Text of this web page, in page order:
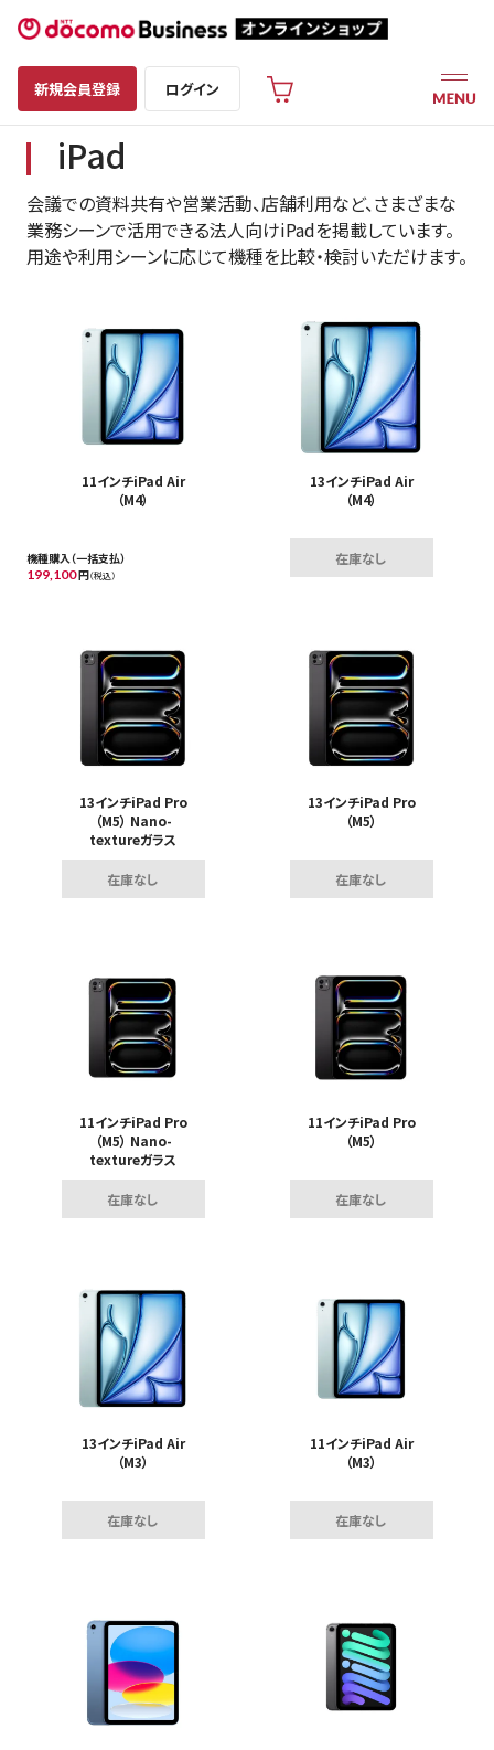
新規会員登録 ログイン
iPad
会議での資料共有や営業活動、店舗利用など、さまざまな
業務シーンで活用できる法人向けiPadを掲載しています。
用途や利用シーンに応じて機種を比較・検討いただけます。
11インチiPad Air
（M4）
機種購入（一括支払）
199,100円（税込）
13インチiPad Air
（M4）
在庫なし
13インチiPad Pro
（M5） Nano-
textureガラス
在庫なし
13インチiPad Pro
（M5）
在庫なし
11インチiPad Pro
（M5） Nano-
textureガラス
在庫なし
11インチiPad Pro
（M5）
在庫なし
13インチiPad Air
（M3）
在庫なし
11インチiPad Air
（M3）
在庫なし